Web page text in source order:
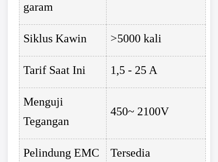
garam
Siklus Kawin >5000 kali
Tarif Saat Ini 1,5 - 25 A
Menguji
Tegangan
450~ 2100V
Pelindung EMC Tersedia